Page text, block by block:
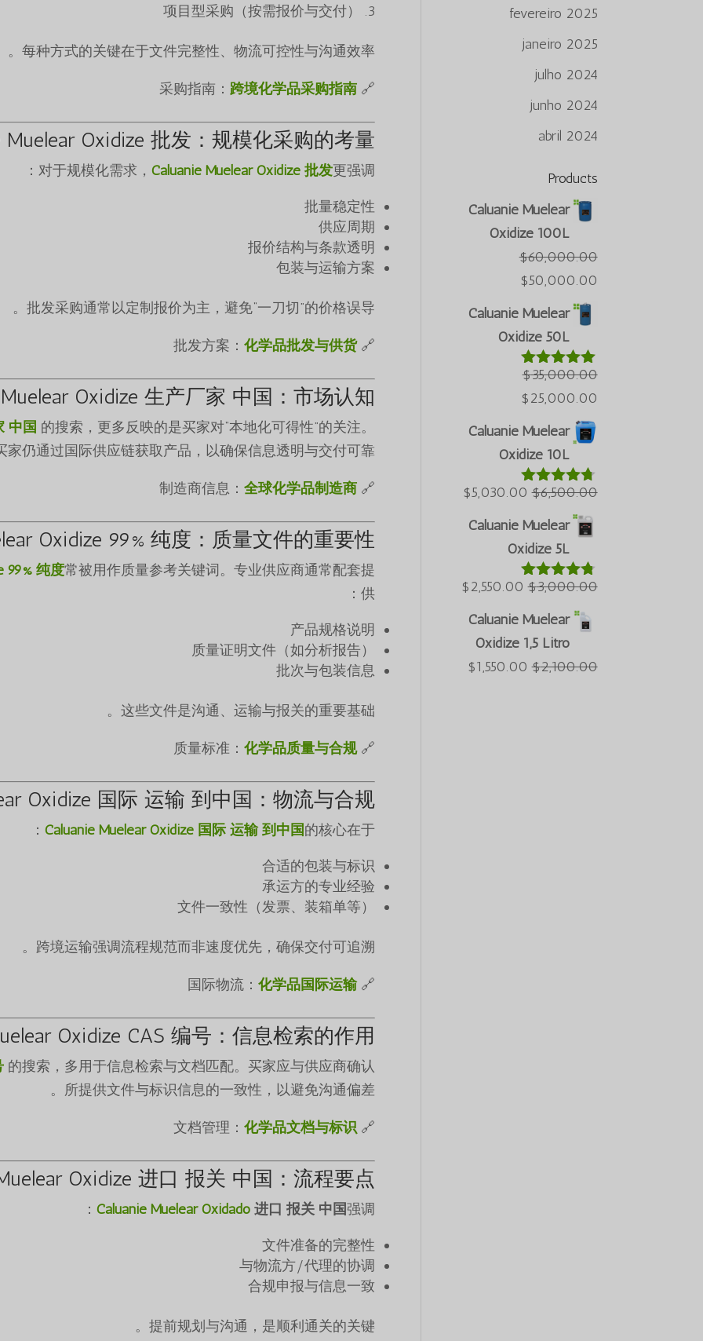
项目型采购（按需报价与交付）
每种方式的关键在于文件完整性、物流可控性与沟通效率。
🔗 采购指南：
跨境化学品采购指南
Muelear Oxidize 批发：规模化采购的考量
对于规模化需求，Caluanie Muelear Oxidize 批发更强调：
批量稳定性
供应周期
报价结构与条款透明
包装与运输方案
批发采购通常以定制报价为主，避免“一刀切”的价格误导。
🔗 批发方案：
化学品批发与供货
Muelear Oxidize 生产厂家 中国：市场认知
中国 的搜索，更多反映的是买家对“本地化可得性”的关注。
仍通过国际供应链获取产品，以确保信息透明与交付可靠。
🔗 制造商信息：
全球化学品制造商
Oxidize 99% 纯度 ：质量文件的重要性
99% 纯度常被用作质量参考关键词。专业供应商通常配套提
供：
产品规格说明
质量证明文件（如分析报告）
批次与包装信息
这些文件是沟通、运输与报关的重要基础。
🔗 质量标准：
化学品质量与合规
Oxidize 国际 运输 到中国：物流与合规
Caluanie Muelear Oxidize 国际 运输 到中国的核心在于：
合适的包装与标识
承运方的专业经验
文件一致性（发票、装箱单等）
跨境运输强调流程规范而非速度优先，确保交付可追溯。
🔗 国际物流：
化学品国际运输
Oxidize CAS 编号：信息检索的作用
的搜索，多用于信息检索与文档匹配。买家应与供应商确认
所提供文件与标识信息的一致性，以避免沟通偏差。
🔗 文档管理：
化学品文档与标识
Oxidize 进口 报关 中国：流程要点
Caluanie Muelear Oxidado 进口 报关 中国强调：
文件准备的完整性
与物流方/代理的协调
合规申报与信息一致
提前规划与沟通，是顺利通关的关键。
fevereiro 2025
janeiro 2025
julho 2024
junho 2024
abril 2024
Products
Caluanie Muelear
Oxidize 100L
$60,000.00
O
preço
original
era:
$60,000.00.
$50,000.00
preço
atual
Caluanie Muelear
Oxidize 50L
Avaliação
5.00de 5
$35,000.00
O
preço
original
era:
$35,000.00.
$25,000.00
preço
atual
é:
$25,000.00.
Caluanie Muelear
Oxidize 10L
Avaliação
$6,500.00
O
preço
original
era:
$6,500.00.
$5,030.00
$5,030.00.
Caluanie Muelear
Oxidize 5L
Avaliação
$3,000.00
O
preço
original
$2,550.00
Caluanie Muelear
Oxidize 1,5 Litro
$2,100.00
O
$1,550.00